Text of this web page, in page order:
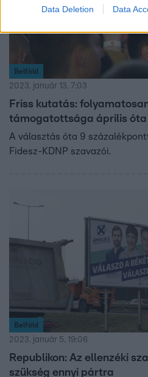
Data Deletion Data
Belföld
2023. január 13. 7:03
Friss kutatás:
támogatottsága április óta
A választás óta 9
Fidesz-KDNP szavazói.
Belföld
2023. január 5. 19:06
Republikon: Az ellenzéki
szükség ennyi pártra